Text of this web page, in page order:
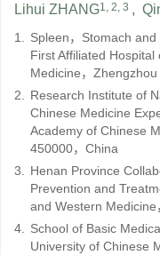
Lihui ZHANG1, 2, 3 ,
1. Spleen，Stomach
First Affiliated
Medicine，
2. Research Institute of
Chinese Medicine
Academy of Chinese
450000，China
3. Henan Province
Prevention and
and Western
4. School of Basic
University of Chinese